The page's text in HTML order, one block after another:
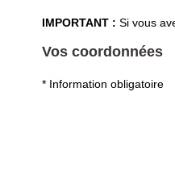
IMPORTANT : Si vous
Vos coordonnées
* Information obligatoire